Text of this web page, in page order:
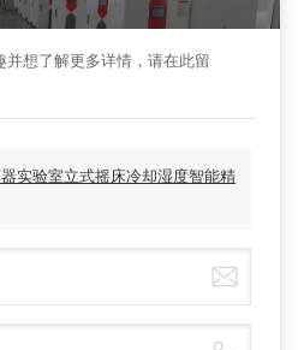
想了解更多详情，请在此留
实验室立式摇床冷却湿度智能精